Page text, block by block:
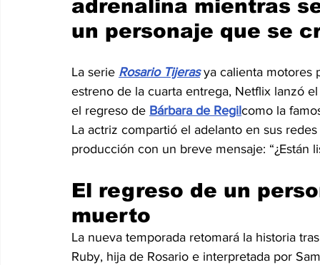
adrenalina mientras
un personaje que se
La serie Rosario Tijeras ya calienta motores
estreno de la cuarta entrega, Netflix lanzó
el regreso de Bárbara de Regilcomo la
La actriz compartió el adelanto en sus
producción con un breve mensaje: “¿Están
El regreso de un
muerto
La nueva temporada retomará la historia
Ruby, hija de Rosario e interpretada por